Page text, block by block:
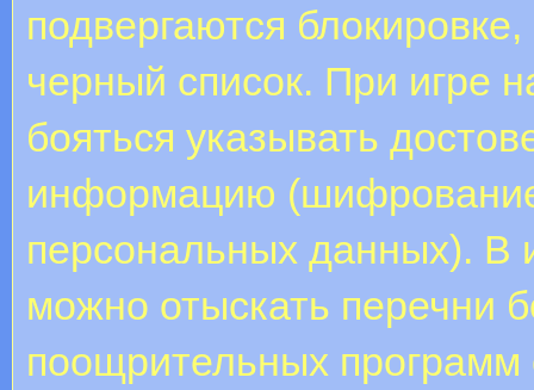
подвергаются
черный список. При игре
бояться указывать
информацию (шифрование
персональных данных). В
можно отыскать перечни
поощрительных программ